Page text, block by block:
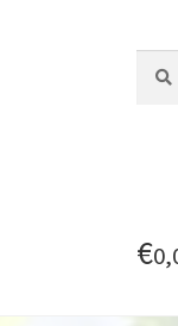
pour :
€